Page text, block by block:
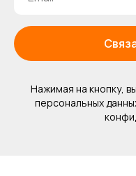
Нажимая на кнопку,
персональных